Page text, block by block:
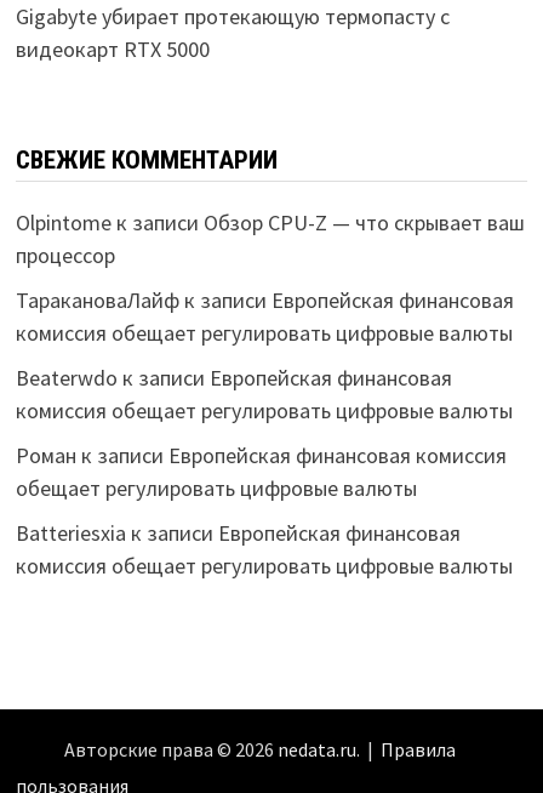
Gigabyte убирает протекающую термопасту с
видеокарт RTX 5000
СВЕЖИЕ КОММЕНТАРИИ
Olpintomeк записи Обзор CPU-Z — что скрывает ваш
процессор
ТаракановаЛайфк записи Европейская финансовая
комиссия обещает регулировать цифровые валюты
Beaterwdo к записи Европейская финансовая
комиссия обещает регулировать цифровые валюты
Роман к записи Европейская финансовая комиссия
обещает регулировать цифровые валюты
Batteriesxia к записи Европейская финансовая
комиссия обещает регулировать цифровые валюты
Авторские права © 2026 nedata.ru. | Правила
пользования